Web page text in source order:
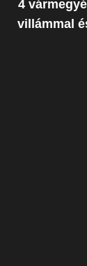
4
villámmal